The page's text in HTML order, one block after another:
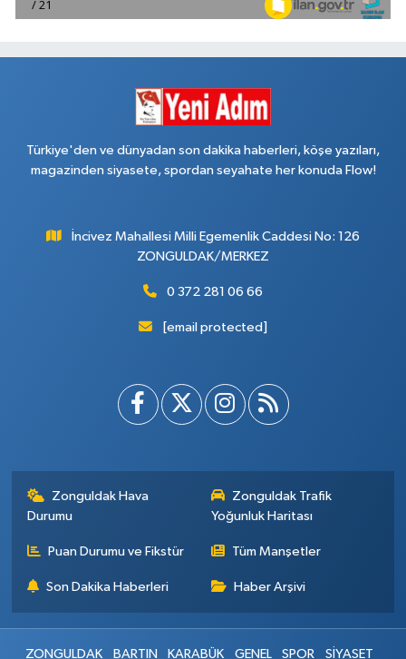
Türkiye'den ve dünyadan son dakika haberleri, köşe yazıları,
magazinden siyasete, spordan seyahate her konuda Flow!
İncivez Mahallesi Milli Egemenlik Caddesi No: 126
ZONGULDAK/MERKEZ
0 372 281 06 66
[email protected]
Zonguldak Hava
Durumu
Zonguldak Trafik
Yoğunluk Haritası
Puan Durumu ve Fikstür Tüm Manşetler
Son Dakika Haberleri Haber Arşivi
ZONGULDAK BARTIN KARABÜK GENEL SPOR SİYASET